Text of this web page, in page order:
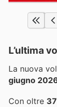
L’ultima
La nuova
giugno
Con oltre